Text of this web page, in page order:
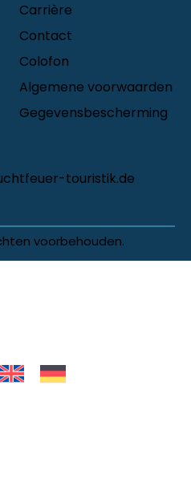
Carrière
Contact
Colofon
Algemene voorwaarden
Gegevensbescherming
touristik.de
voorbehouden.